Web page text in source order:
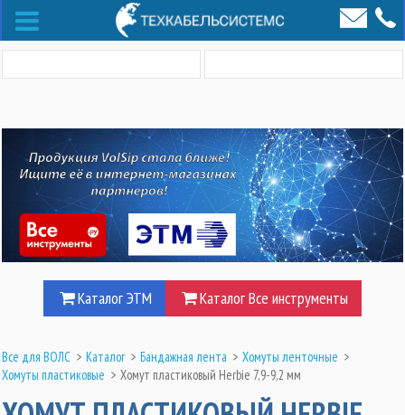
Каталог ЭТМ Каталог Все инструменты
Все для ВОЛС > Каталог > Бандажная лента > Хомуты ленточные >
Хомуты пластиковые > Хомут пластиковый Herbie 7,9-9,2 мм